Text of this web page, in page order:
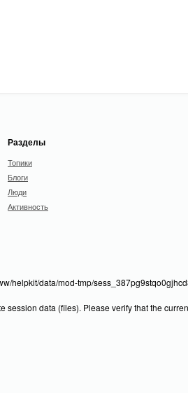
Разделы
Топики
Блоги
Люди
Активность
helpkit/data/mod-tmp/
session data (files). Please verify that the